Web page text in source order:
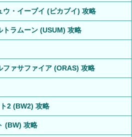
・イーブイ (ピカブイ) 攻略
トラムーン (USUM) 攻略
ァサファイア (ORAS) 攻略
2 (BW2) 攻略
(BW) 攻略